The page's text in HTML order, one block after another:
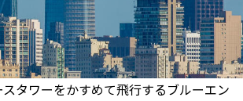
タワーをかすめて飛行するブルーエン